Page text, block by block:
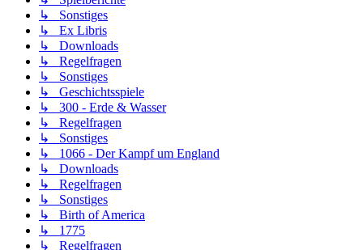
↳ Sonstiges
↳ Ex Libris
↳ Downloads
↳ Regelfragen
↳ Sonstiges
↳ Geschichtsspiele
↳ 300 - Erde & Wasser
↳ Regelfragen
↳ Sonstiges
↳ 1066 - Der Kampf um England
↳ Downloads
↳ Regelfragen
↳ Sonstiges
↳ Birth of America
↳ 1775
↳ Regelfragen